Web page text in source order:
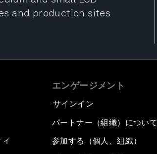
and production sites
エンゲージメント
サインイン
パートナー（組織）について
参加する（個人、組織）